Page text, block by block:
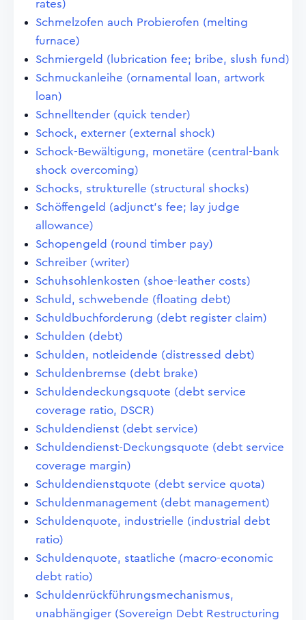
rates)
Schmelzofen auch Probierofen (melting
furnace)
Schmiergeld (lubrication fee; bribe, slush fund)
Schmuckanleihe (ornamental loan, artwork
loan)
Schnelltender (quick tender)
Schock, externer (external shock)
Schock-Bewältigung, monetäre (central-bank
shock overcoming)
Schocks, strukturelle (structural shocks)
Schöffengeld (adjunct's fee; lay judge
allowance)
Schopengeld (round timber pay)
Schreiber (writer)
Schuhsohlenkosten (shoe-leather costs)
Schuld, schwebende (floating debt)
Schuldbuchforderung (debt register claim)
Schulden (debt)
Schulden, notleidende (distressed debt)
Schuldenbremse (debt brake)
Schuldendeckungsquote (debt service
coverage ratio, DSCR)
Schuldendienst (debt service)
Schuldendienst-Deckungsquote (debt service
coverage margin)
Schuldendienstquote (debt service quota)
Schuldenmanagement (debt management)
Schuldenquote, industrielle (industrial debt
ratio)
Schuldenquote, staatliche (macro-economic
debt ratio)
Schuldenrückführungsmechanismus,
unabhängiger (Sovereign Debt Restructuring